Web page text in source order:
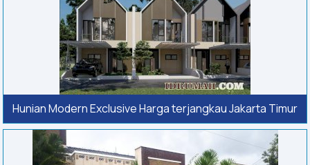
Hunian Modern Exclusive Harga terjangkau Jakarta Timur